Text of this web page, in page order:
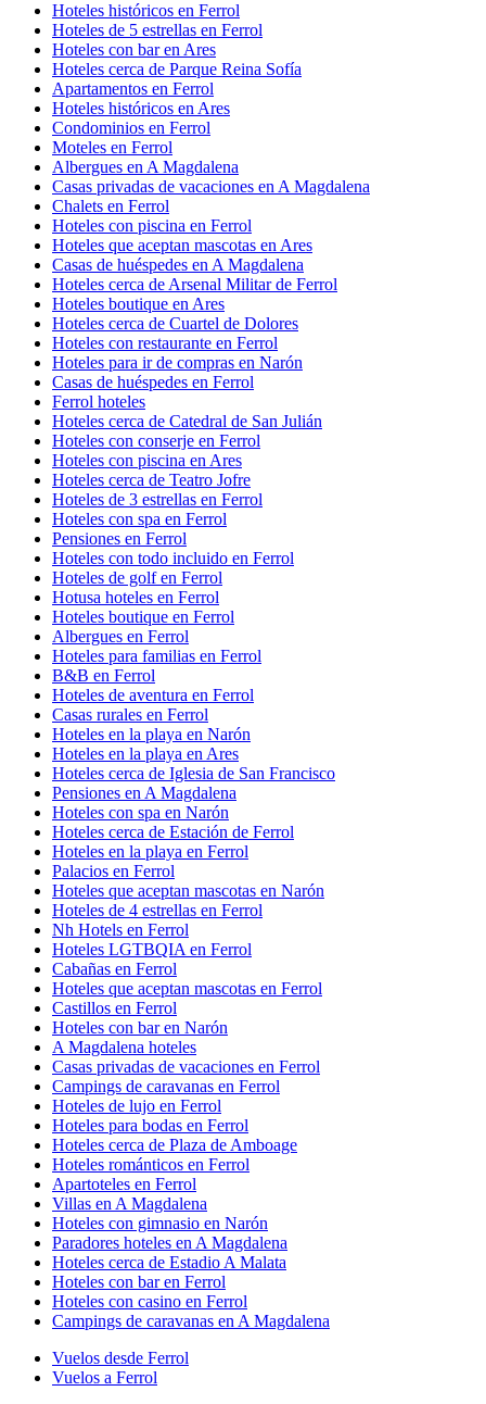
Hoteles históricos en Ferrol
Hoteles de 5 estrellas en Ferrol
Hoteles con bar en Ares
Hoteles cerca de Parque Reina Sofía
Apartamentos en Ferrol
Hoteles históricos en Ares
Condominios en Ferrol
Moteles en Ferrol
Albergues en A Magdalena
Casas privadas de vacaciones en A Magdalena
Chalets en Ferrol
Hoteles con piscina en Ferrol
Hoteles que aceptan mascotas en Ares
Casas de huéspedes en A Magdalena
Hoteles cerca de Arsenal Militar de Ferrol
Hoteles boutique en Ares
Hoteles cerca de Cuartel de Dolores
Hoteles con restaurante en Ferrol
Hoteles para ir de compras en Narón
Casas de huéspedes en Ferrol
Ferrol hoteles
Hoteles cerca de Catedral de San Julián
Hoteles con conserje en Ferrol
Hoteles con piscina en Ares
Hoteles cerca de Teatro Jofre
Hoteles de 3 estrellas en Ferrol
Hoteles con spa en Ferrol
Pensiones en Ferrol
Hoteles con todo incluido en Ferrol
Hoteles de golf en Ferrol
Hotusa hoteles en Ferrol
Hoteles boutique en Ferrol
Albergues en Ferrol
Hoteles para familias en Ferrol
B&B en Ferrol
Hoteles de aventura en Ferrol
Casas rurales en Ferrol
Hoteles en la playa en Narón
Hoteles en la playa en Ares
Hoteles cerca de Iglesia de San Francisco
Pensiones en A Magdalena
Hoteles con spa en Narón
Hoteles cerca de Estación de Ferrol
Hoteles en la playa en Ferrol
Palacios en Ferrol
Hoteles que aceptan mascotas en Narón
Hoteles de 4 estrellas en Ferrol
Nh Hotels en Ferrol
Hoteles LGTBQIA en Ferrol
Cabañas en Ferrol
Hoteles que aceptan mascotas en Ferrol
Castillos en Ferrol
Hoteles con bar en Narón
A Magdalena hoteles
Casas privadas de vacaciones en Ferrol
Campings de caravanas en Ferrol
Hoteles de lujo en Ferrol
Hoteles para bodas en Ferrol
Hoteles cerca de Plaza de Amboage
Hoteles románticos en Ferrol
Apartoteles en Ferrol
Villas en A Magdalena
Hoteles con gimnasio en Narón
Paradores hoteles en A Magdalena
Hoteles cerca de Estadio A Malata
Hoteles con bar en Ferrol
Hoteles con casino en Ferrol
Campings de caravanas en A Magdalena
Vuelos desde Ferrol
Vuelos a Ferrol